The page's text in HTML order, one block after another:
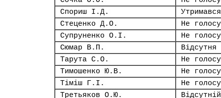
Спориш І.Д.
Утримався
Стеценко Д.О.
Не
Супруненко О.І.
Не
Сюмар В.П.
Відсутня
Тарута С.О.
Не
Тимошенко Ю.В.
Не
Тіміш Г.І.
Не
Третьяков О.Ю.
Відсутній